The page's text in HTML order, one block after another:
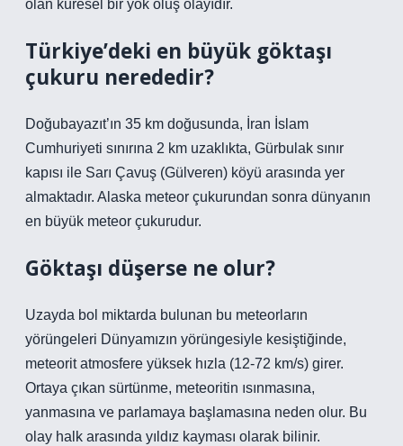
olan küresel bir yok oluş olayıdır.
Türkiye’deki en büyük göktaşı
çukuru nerededir?
Doğubayazıt’ın 35 km doğusunda, İran İslam
Cumhuriyeti sınırına 2 km uzaklıkta, Gürbulak sınır
kapısı ile Sarı Çavuş (Gülveren) köyü arasında yer
almaktadır. Alaska meteor çukurundan sonra dünyanın
en büyük meteor çukurudur.
Göktaşı düşerse ne olur?
Uzayda bol miktarda bulunan bu meteorların
yörüngeleri Dünyamızın yörüngesiyle kesiştiğinde,
meteorit atmosfere yüksek hızla (12-72 km/s) girer.
Ortaya çıkan sürtünme, meteoritin ısınmasına,
yanmasına ve parlamaya başlamasına neden olur. Bu
olay halk arasında yıldız kayması olarak bilinir.